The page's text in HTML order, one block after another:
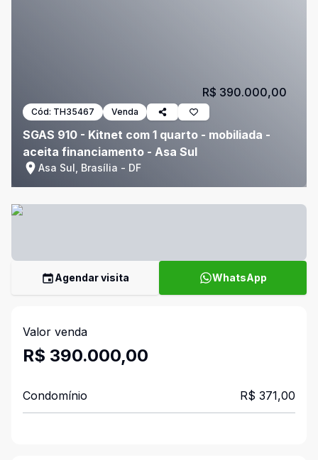
Cód: TH35467 Venda
SGAS 910 - Kitnet com 1 quarto - mobiliada -
aceita financiamento - Asa Sul
Asa Sul, Brasília - DF
R$ 390.000,00
Agendar visita WhatsApp
Valor venda
R$ 390.000,00
Condomínio R$ 371,00